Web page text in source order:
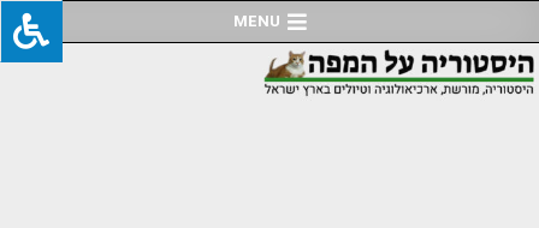
to
content
MENU